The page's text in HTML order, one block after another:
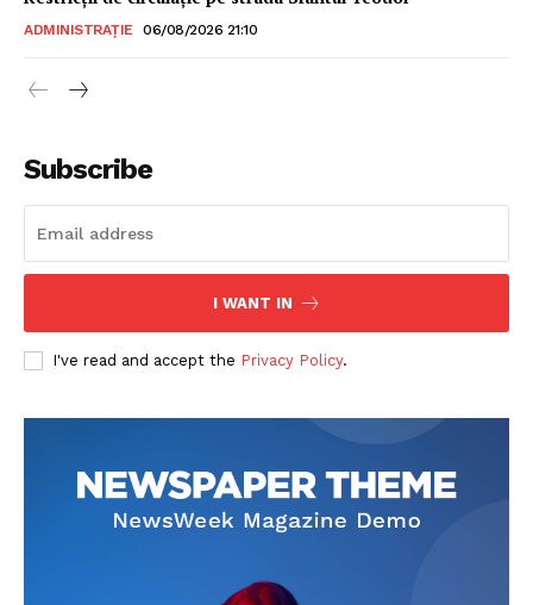
ADMINISTRAȚIE 06/08/2026 21:10
Subscribe
I WANT IN
I've read and accept the Privacy Policy.